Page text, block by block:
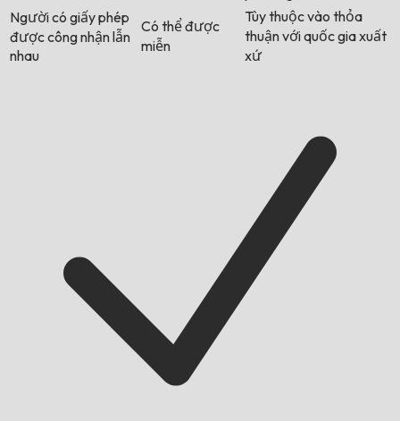
Người có giấy phép
được công nhận lẫn
nhau
Có thể được
miễn
Tùy thuộc vào thỏa
thuận với quốc gia xuất
xứ